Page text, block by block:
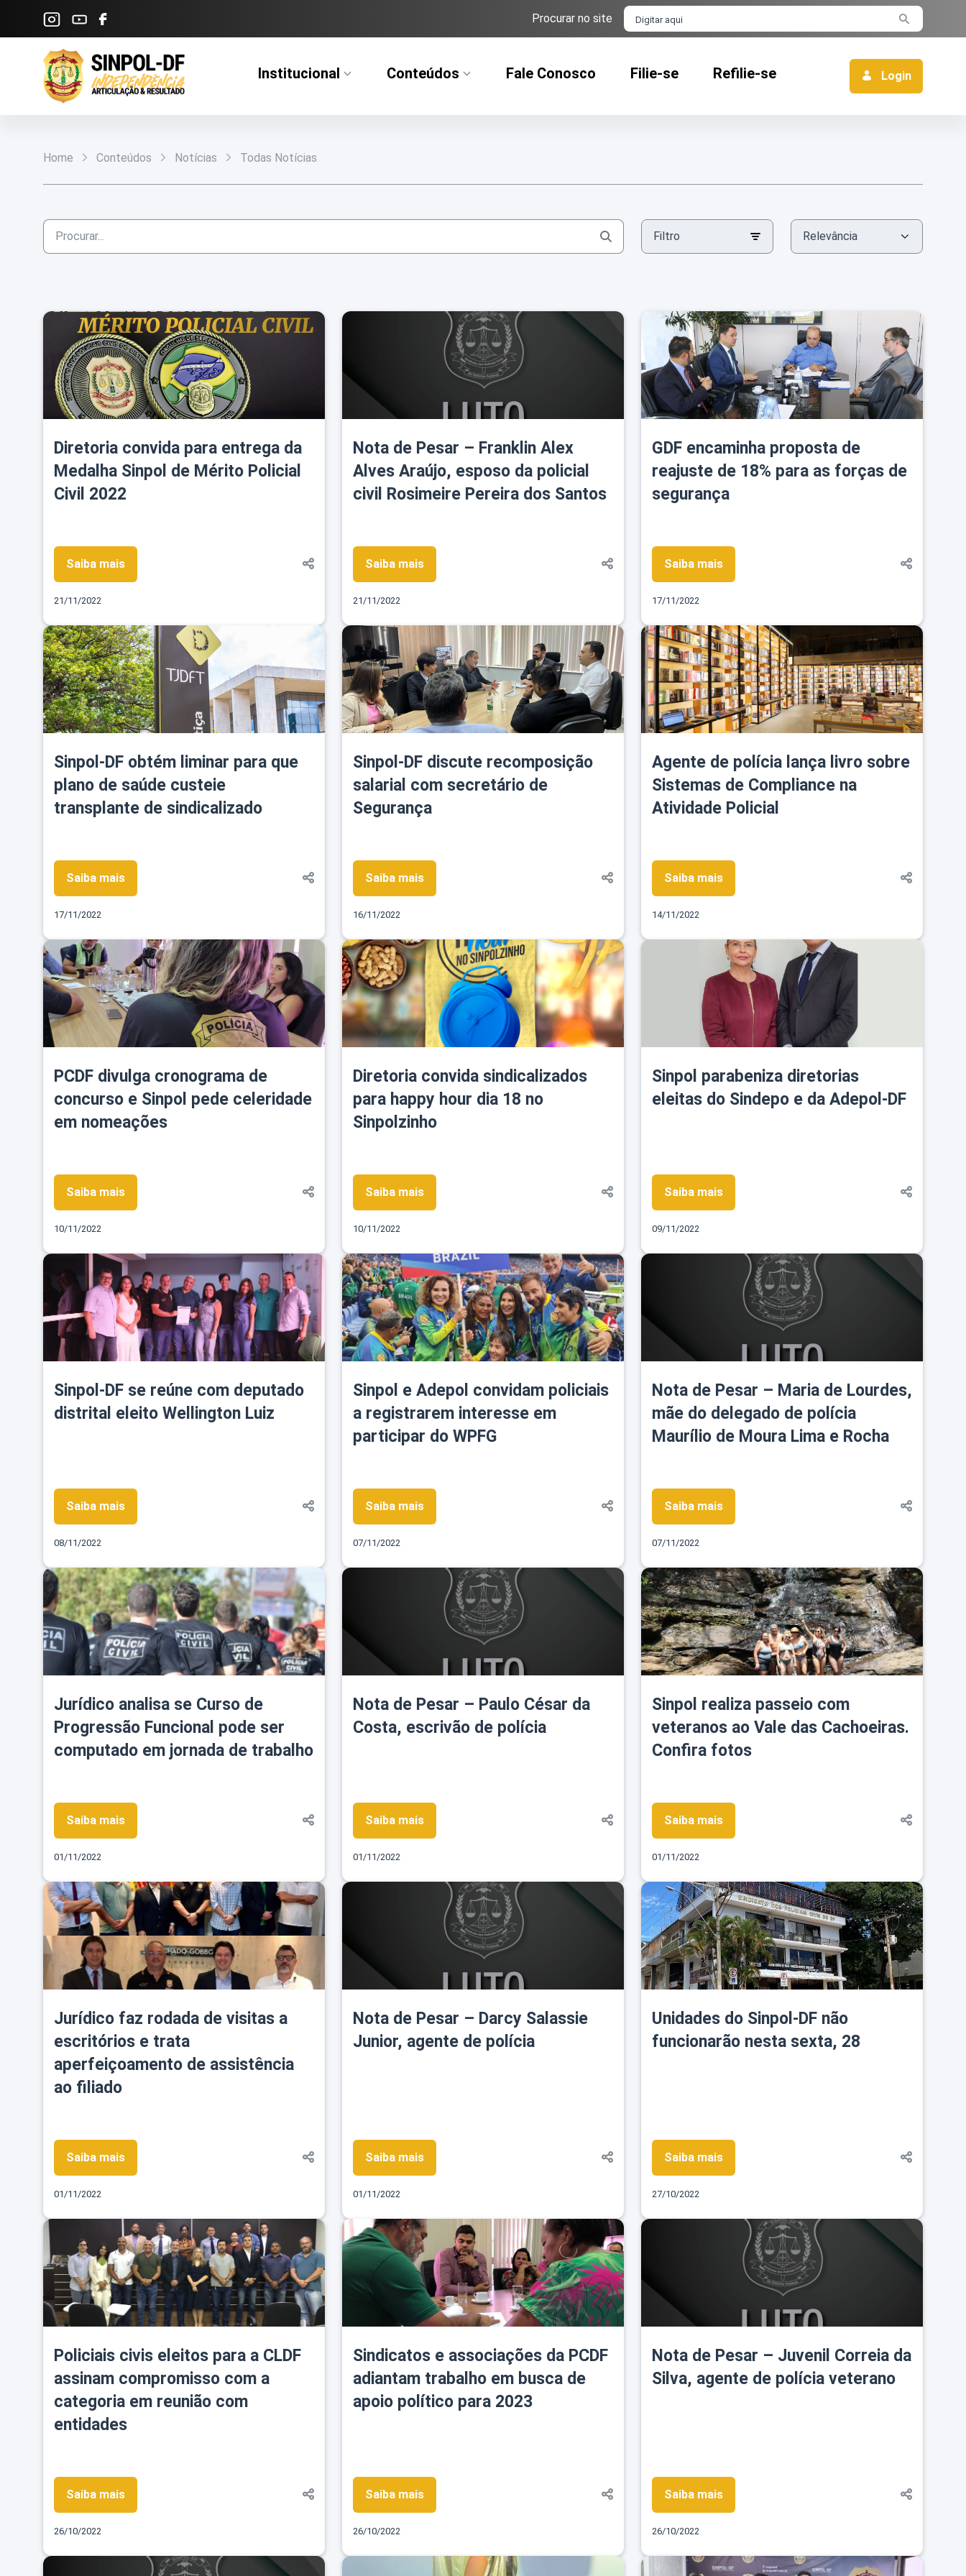
Pular para o Conteúdo principal Procurar no site Barra de busca
Institucional Conteúdos Fale Conosco Filie-se Refilie-se Login
Home Conteúdos Notícias Todas Notícias
Diretoria convida para entrega da
Medalha Sinpol de Mérito Policial
Civil 2022
Saiba mais
21/11/2022
Nota de Pesar – Franklin Alex
Alves Araújo, esposo da policial
civil Rosimeire Pereira dos Santos
Saiba mais
21/11/2022
GDF encaminha proposta de
reajuste de 18% para as forças de
segurança
Saiba mais
17/11/2022
Sinpol-DF obtém liminar para que
plano de saúde custeie
transplante de sindicalizado
Saiba mais
17/11/2022
Sinpol-DF discute recomposição
salarial com secretário de
Segurança
Saiba mais
16/11/2022
Agente de polícia lança livro sobre
Sistemas de Compliance na
Atividade Policial
Saiba mais
14/11/2022
PCDF divulga cronograma de
concurso e Sinpol pede celeridade
em nomeações
Saiba mais
10/11/2022
Diretoria convida sindicalizados
para happy hour dia 18 no
Sinpolzinho
Saiba mais
10/11/2022
Sinpol parabeniza diretorias
eleitas do Sindepo e da Adepol-DF
Saiba mais
09/11/2022
Sinpol-DF se reúne com deputado
distrital eleito Wellington Luiz
Saiba mais
08/11/2022
Sinpol e Adepol convidam policiais
a registrarem interesse em
participar do WPFG
Saiba mais
07/11/2022
Nota de Pesar – Maria de Lourdes,
mãe do delegado de polícia
Maurílio de Moura Lima e Rocha
Saiba mais
07/11/2022
Jurídico analisa se Curso de
Progressão Funcional pode ser
computado em jornada de trabalho
Saiba mais
01/11/2022
Nota de Pesar – Paulo César da
Costa, escrivão de polícia
Saiba mais
01/11/2022
Sinpol realiza passeio com
veteranos ao Vale das Cachoeiras.
Confira fotos
Saiba mais
01/11/2022
Jurídico faz rodada de visitas a
escritórios e trata
aperfeiçoamento de assistência
ao filiado
Saiba mais
01/11/2022
Nota de Pesar – Darcy Salassie
Junior, agente de polícia
Saiba mais
01/11/2022
Unidades do Sinpol-DF não
funcionarão nesta sexta, 28
Saiba mais
27/10/2022
Policiais civis eleitos para a CLDF
assinam compromisso com a
categoria em reunião com
entidades
Saiba mais
26/10/2022
Sindicatos e associações da PCDF
adiantam trabalho em busca de
apoio político para 2023
Saiba mais
26/10/2022
Nota de Pesar – Juvenil Correia da
Silva, agente de polícia veterano
Saiba mais
26/10/2022